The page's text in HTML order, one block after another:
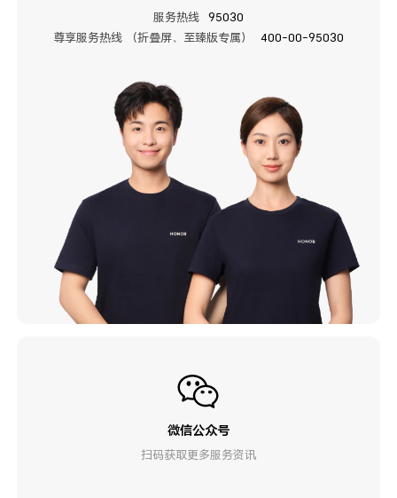
服务热线
95030
尊享服务热线 （折叠屏、至臻版专属）
400-00-95030
微信公众号
扫码获取更多服务资讯